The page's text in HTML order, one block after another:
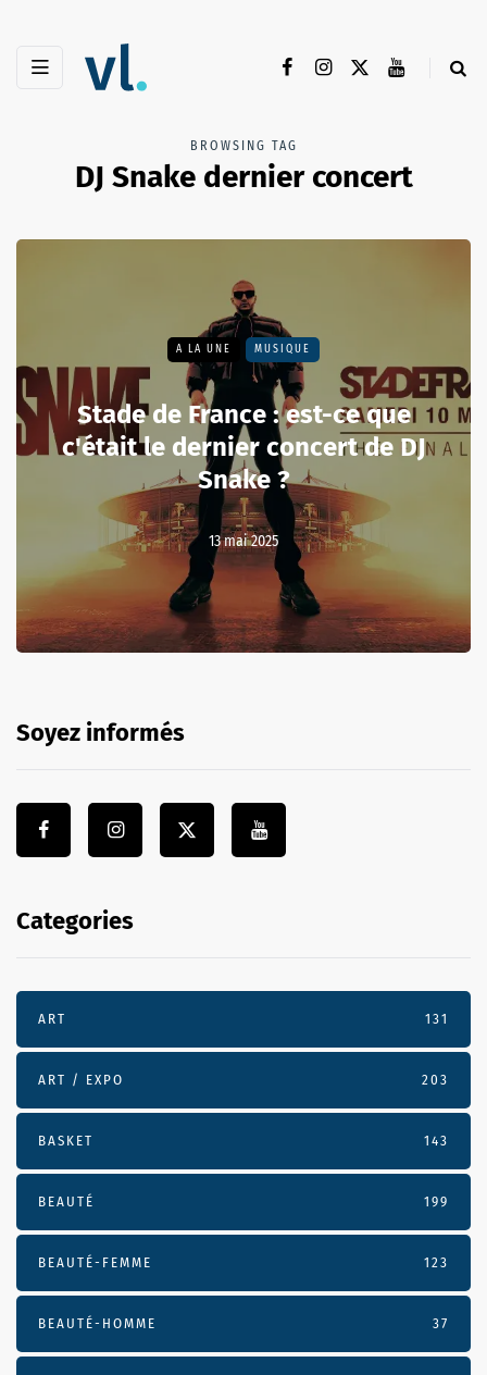
BROWSING TAG
DJ Snake dernier concert
A LA UNE MUSIQUE
Stade de France : est-ce que
c'était le dernier concert de DJ
Snake ?
13 mai 2025
Soyez informés
Categories
ART 131
ART / EXPO 203
BASKET 143
BEAUTÉ 199
BEAUTÉ-FEMME 123
BEAUTÉ-HOMME 37